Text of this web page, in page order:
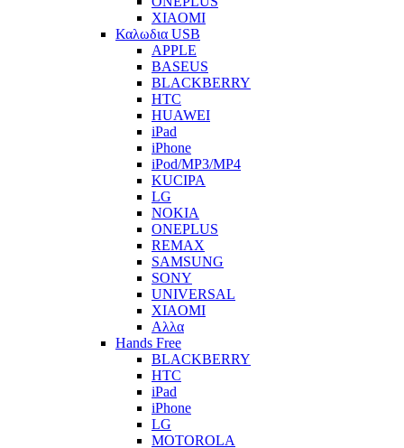
XIAOMI
Καλωδια USB
APPLE
BASEUS
BLACKBERRY
HTC
HUAWEI
iPad
iPhone
iPod/MP3/MP4
KUCIPA
LG
NOKIA
ONEPLUS
REMAX
SAMSUNG
SONY
UNIVERSAL
XIAOMI
Αλλα
Hands Free
BLACKBERRY
HTC
iPad
iPhone
LG
MOTOROLA